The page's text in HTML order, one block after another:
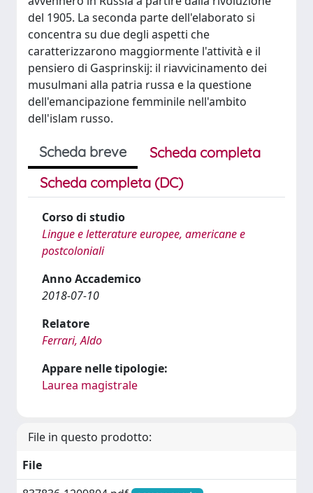
del 1905. La seconda parte dell'elaborato si
concentra su due degli aspetti che
caratterizzarono maggiormente l'attività e il
pensiero di Gasprinskij: il riavvicinamento dei
musulmani alla patria russa e la questione
dell'emancipazione femminile nell'ambito
dell'islam russo.
Scheda breve
Scheda completa
Scheda completa (DC)
Corso di studio
Lingue e letterature europee, americane e
postcoloniali
Anno Accademico
2018-07-10
Relatore
Ferrari, Aldo
Appare nelle tipologie:
Laurea magistrale
File in questo prodotto:
File